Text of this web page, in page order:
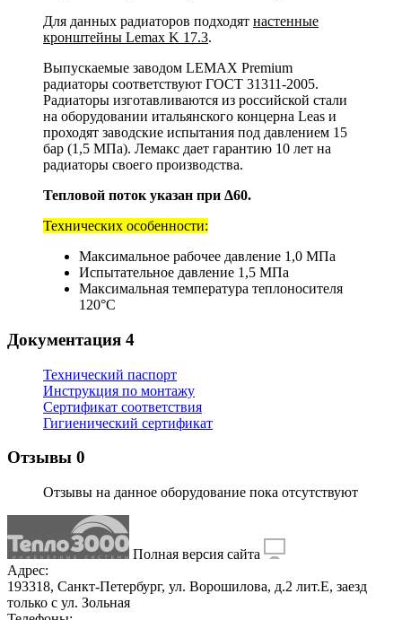
Для данных радиаторов подходят настенные
кронштейны Lemax K 17.3.
Выпускаемые заводом LEMAX Premium
радиаторы соответствуют ГОСТ 31311-2005.
Радиаторы изготавливаются из российской стали
на оборудовании итальянского концерна Leas и
проходят заводские испытания под давлением 15
бар (1,5 МПа). Лемакс дает гарантию 10 лет на
радиаторы своего производства.
Тепловой поток указан при Δ60.
Технических особенности:
Максимальное рабочее давление 1,0 МПа
Испытательное давление 1,5 МПа
Максимальная температура теплоносителя
120°С
Документация 4
Технический паспорт
Инструкция по монтажу
Сертификат соответствия
Гигиенический сертификат
Отзывы 0
Отзывы на данное оборудование пока отсутствуют
Полная версия сайта
Адрес:
193318, Санкт-Петербург, ул. Ворошилова, д.2 лит.Е, заезд
только с ул. Зольная